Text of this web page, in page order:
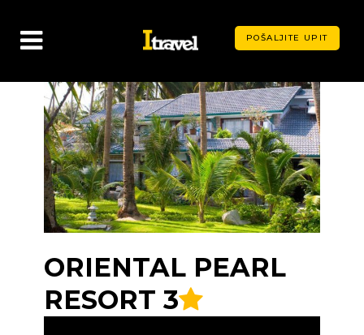
POŠALJITE UPIT
ORIENTAL PEARL
RESORT 3